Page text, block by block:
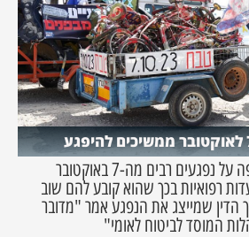
המוסד לביטוח לאומי כופה על נפגעים רבים מה-7 באוקטובר
רפואיות בכך שהוא קובע להם שוב
הדין שמייצג את הנפגע אמר "מדובר
המוסד לביטוח לאומי"